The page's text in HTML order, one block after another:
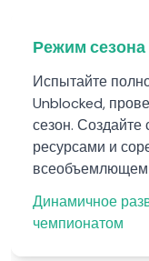
Режим сезона
Испытайте
Unblocked,
сезон. Создайте
ресурсами и
всеобъемлющем
Динамичное
чемпионатом